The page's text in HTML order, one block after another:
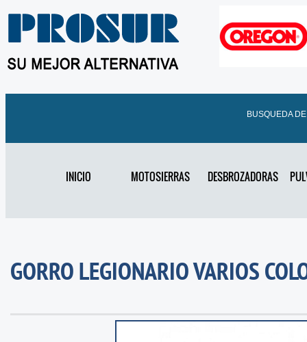
BUSQUEDA
INICIO MOTOSIERRAS DESBROZADORAS
GORRO LEGIONARIO VARIOS